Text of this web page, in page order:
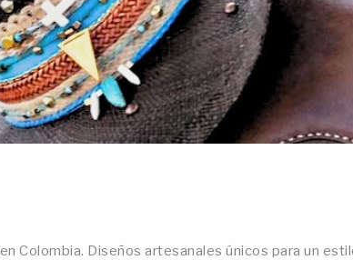
Colombia. Diseños artesanales únicos para un